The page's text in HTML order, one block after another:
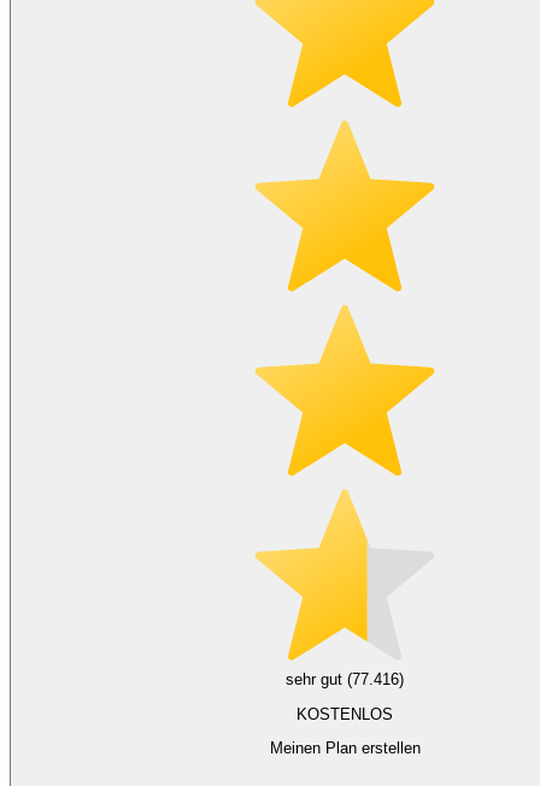
sehr gut (77.416)
KOSTENLOS
Meinen Plan erstellen